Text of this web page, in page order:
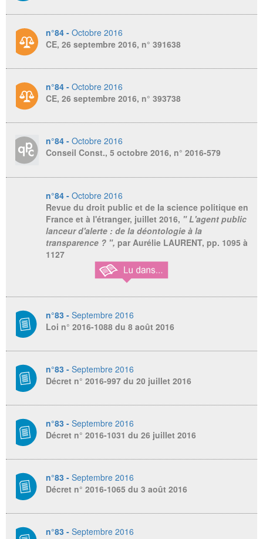
n°84 - Octobre 2016
CE, 26 septembre 2016, n° 391638
n°84 - Octobre 2016
CE, 26 septembre 2016, n° 393738
n°84 - Octobre 2016
Conseil Const., 5 octobre 2016, n° 2016-579
n°84 - Octobre 2016
Revue du droit public et de la science politique en
France et à l'étranger, juillet 2016, " L'agent public
lanceur d'alerte : de la déontologie à la
transparence ? ", par Aurélie LAURENT, pp. 1095 à
1127
n°83 - Septembre 2016
Loi n° 2016-1088 du 8 août 2016
n°83 - Septembre 2016
Décret n° 2016-997 du 20 juillet 2016
n°83 - Septembre 2016
Décret n° 2016-1031 du 26 juillet 2016
n°83 - Septembre 2016
Décret n° 2016-1065 du 3 août 2016
n°83 - Septembre 2016